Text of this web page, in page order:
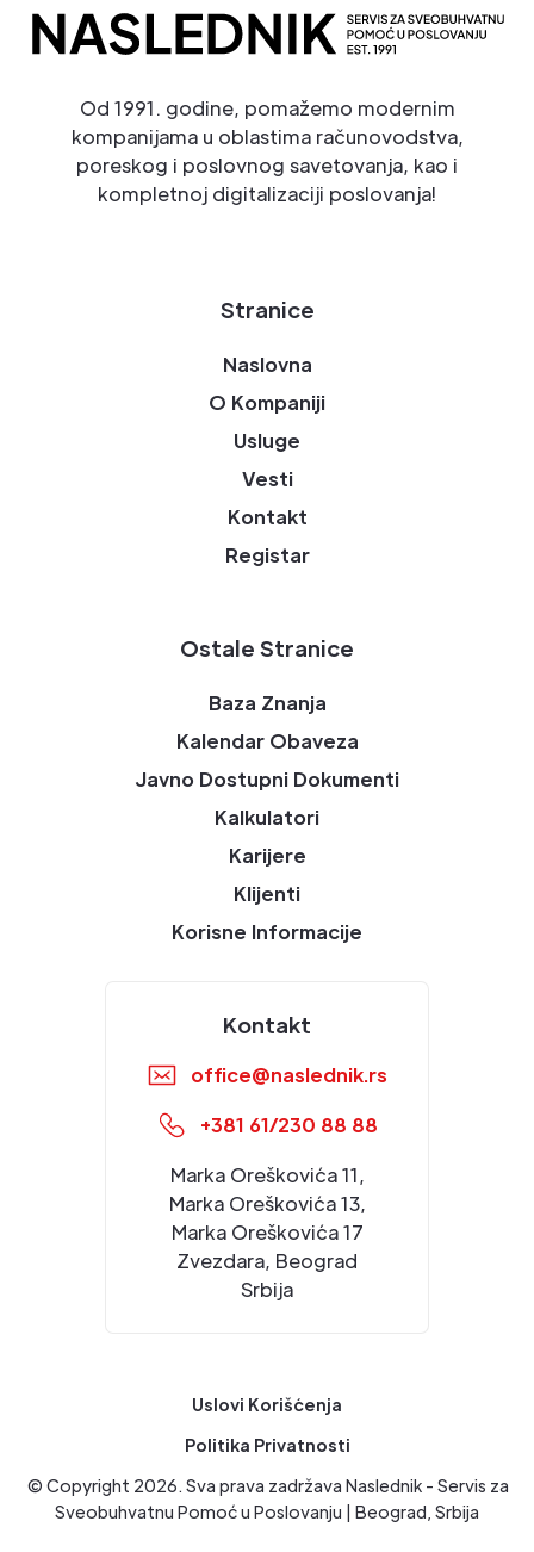
Od 1991. godine, pomažemo modernim
kompanijama u oblastima računovodstva,
poreskog i poslovnog savetovanja, kao i
kompletnoj digitalizaciji poslovanja!
Stranice
Naslovna
O Kompaniji
Usluge
Vesti
Kontakt
Registar
Ostale Stranice
Baza Znanja
Kalendar Obaveza
Javno Dostupni Dokumenti
Kalkulatori
Karijere
Klijenti
Korisne Informacije
Kontakt
office@naslednik.rs
+381 61/230 88 88
Marka Oreškovića 11,
Marka Oreškovića 13,
Marka Oreškovića 17
Zvezdara, Beograd
Srbija
Uslovi Korišćenja
Politika Privatnosti
© Copyright 2026. Sva prava zadržava Naslednik - Servis za
Sveobuhvatnu Pomoć u Poslovanju | Beograd, Srbija